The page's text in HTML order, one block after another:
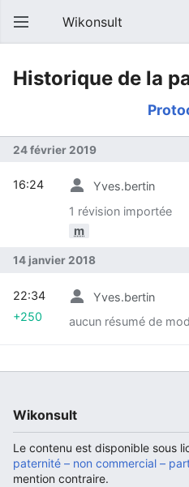
Ouvrir le menu principal
Wikonsult
Historique de la
24 février 2019
Yves.bertin
1 révision importée
m
16:24
14 janvier 2018
Yves.bertin
aucun résumé de
22:34
+250
Wikonsult
Le contenu est disponible sous
paternité – non commercial –
mention contraire.